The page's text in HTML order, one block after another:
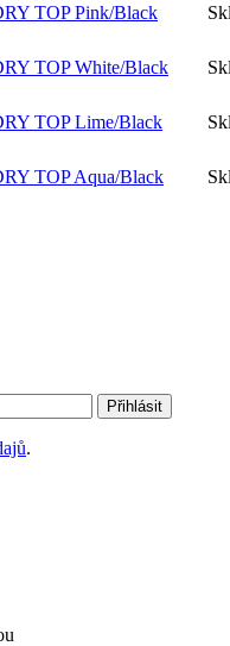
TOP Pink/Black
TOP White/Black
TOP Lime/Black
TOP Aqua/Black
Přihlásit
.